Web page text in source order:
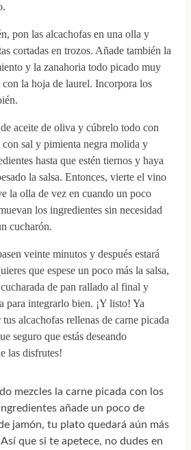
pon las alcachofas en una olla y
cortadas en trozos. Añade también la
y la zanahoria todo picado muy
la hoja de laurel. Incorpora los
aceite de oliva y cúbrelo todo con
con sal y pimienta negra molida y
hasta que estén tiernos y haya
la salsa. Entonces, vierte el vino
la olla de vez en cuando un poco
los ingredientes sin necesidad
cucharón.
veinte minutos y después estará
que espese un poco más la salsa,
de pan rallado al final y
para integrarlo bien. ¡Y listo! Ya
tus alcachofas rellenas de carne picada
seguro que estás deseando
las disfrutes!
mezcles la carne picada con los
añade un poco de
jamón, tu plato quedará aún más
que si te apetece, no dudes en